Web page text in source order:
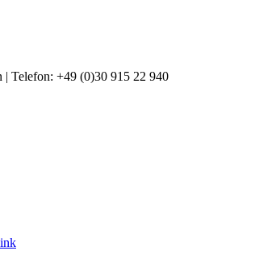
Telefon: +49 (0)30 915 22 940